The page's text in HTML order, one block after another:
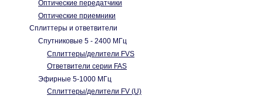
Оптические передатчики
Оптические приемники
Сплиттеры и ответвители
Спутниковые 5 - 2400 МГц
Cплиттеры/делители FVS
Ответвители серии FAS
Эфирные 5-1000 МГц
Cплиттеры/делители FV (U)